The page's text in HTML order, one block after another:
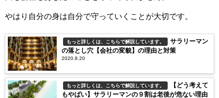
やはり自分の身は自分で守っていくことが大切です。
もっと詳しくは、こちらで解説しています。
サラリーマン
の落とし穴【会社の変貌】の理由と対策
2020.8.20
もっと詳しくは、こちらで解説しています。
【どう考えて
もやばい】サラリーマンの９割は老後が危ない理由